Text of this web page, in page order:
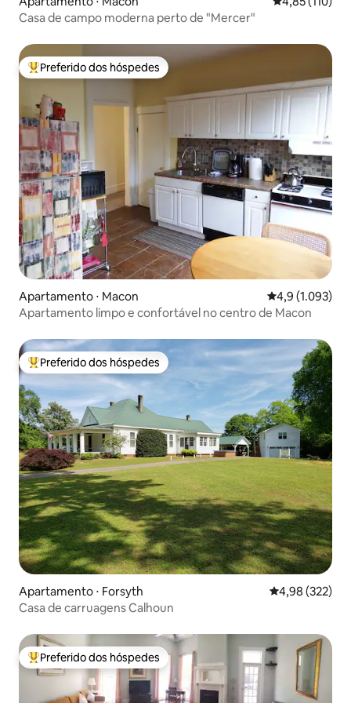
Casa de campo moderna perto de "Mercer"
Entre os melhores preferidos dos hóspedes
Preferido dos hóspedes
Apartamento ⋅ Macon 4,9 de uma
4,9 (1.093)
Apartamento limpo e confortável no centro de Macon
Entre os melhores preferidos dos hóspedes
Preferido dos hóspedes
Apartamento ⋅ Forsyth 4,98 de uma
4,98 (322)
Casa de carruagens Calhoun
Entre os melhores preferidos dos hóspedes
Preferido dos hóspedes